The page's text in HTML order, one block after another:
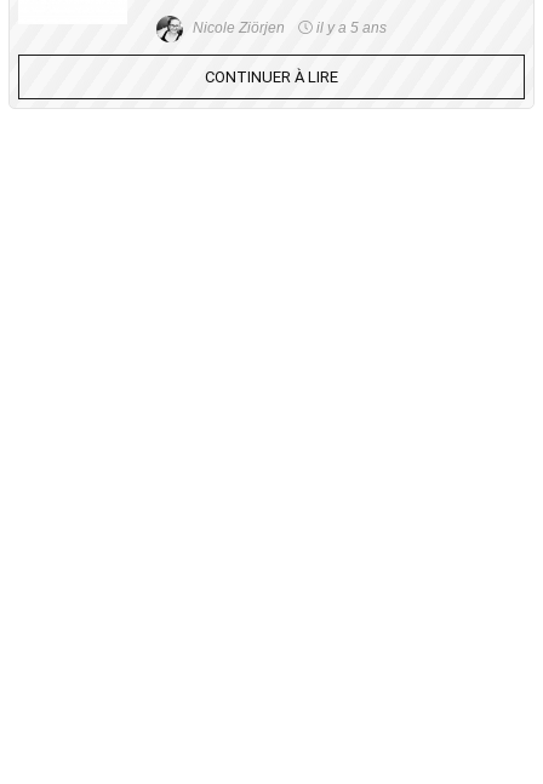
Nicole Ziörjen il y a 5 ans
CONTINUER À LIRE